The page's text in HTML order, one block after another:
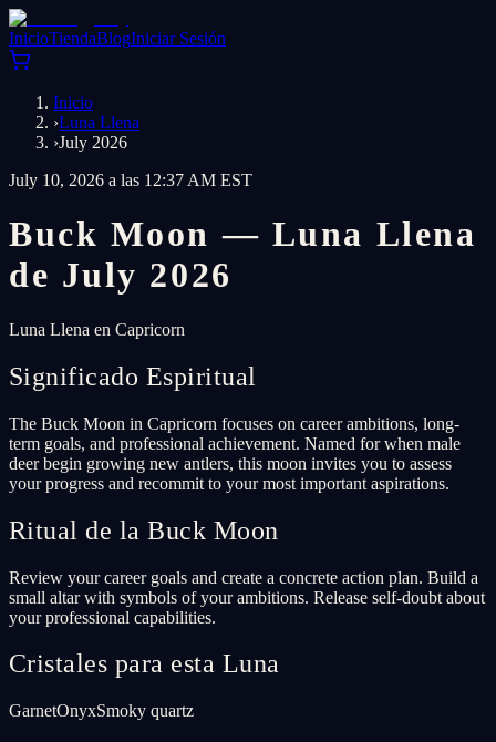
InicioTiendaBlogIniciar Sesión
Inicio
›Luna Llena
›July 2026
July 10, 2026 a las 12:37 AM EST
Buck Moon — Luna Llena
de July 2026
Luna Llena en Capricorn
Significado Espiritual
The Buck Moon in Capricorn focuses on career ambitions, long-
term goals, and professional achievement. Named for when male
deer begin growing new antlers, this moon invites you to assess
your progress and recommit to your most important aspirations.
Ritual de la Buck Moon
Review your career goals and create a concrete action plan. Build a
small altar with symbols of your ambitions. Release self-doubt about
your professional capabilities.
Cristales para esta Luna
GarnetOnyxSmoky quartz